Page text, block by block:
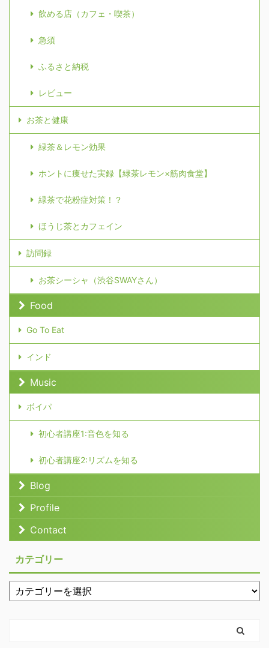
飲める店（カフェ・喫茶）
急須
ふるさと納税
レビュー
お茶と健康
緑茶＆レモン効果
ホントに痩せた実録【緑茶レモン×筋肉食堂】
緑茶で花粉症対策！？
ほうじ茶とカフェイン
訪問録
お茶シーシャ（渋谷SWAYさん）
Food
Go To Eat
インド
Music
ボイパ
初心者講座1:音色を知る
初心者講座2:リズムを知る
Blog
Profile
Contact
カテゴリー